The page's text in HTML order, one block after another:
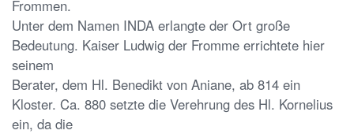
Frommen.
Unter dem Namen INDA erlangte der Ort große
Bedeutung. Kaiser Ludwig der Fromme errichtete hier
seinem
Berater, dem Hl. Benedikt von Aniane, ab 814 ein
Kloster. Ca. 880 setzte die Verehrung des Hl. Kornelius
ein, da die